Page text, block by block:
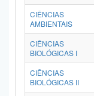
CIÊNCIAS
AMBIENTAIS
CIÊNCIAS
BIOLÓGICAS I
CIÊNCIAS
BIOLÓGICAS II